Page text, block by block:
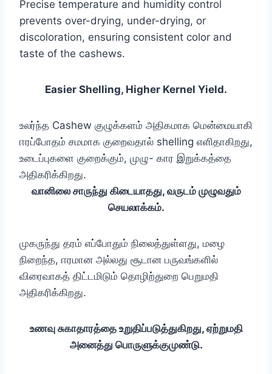
Precise temperature and humidity control
prevents over-drying, under-drying, or
discoloration, ensuring consistent color and
taste of the cashews.
Easier Shelling, Higher Kernel Yield.
உலர்ந்த Cashew குழுக்களம் அதிகமாக மென்மையாகி
ஈரப்போதம் சமமாக குறைவதால் shelling எளிதாகிறது,
உடைப்புகளை குறைக்கும், முழு- கார இறுக்கத்தை
அதிகரிக்கிறது.
வானிலை சாருந்து கிடையாதது, வருடம் முழுவதும்
செயலாக்கம்.
முகருந்து தரம் எப்போதும் நிலைத்துள்ளது, மழை
நிறைந்த, ஈரமான அல்லது சூடான பருவங்களில்
விரைவாகத் திட்டமிடும் தொழிற்துறை பெறுமதி
அதிகரிக்கிறது.
உணவு சுகாதாரத்தை உறுதிப்படுத்துகிறது, ஏற்றுமதி
அனைத்து பொருளுக்குமுண்டு.